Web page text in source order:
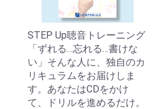
STEP Up聴音トレーニング
「ずれる…忘れる…書けな
い」そんな人に、独自のカ
リキュラムをお届けしま
す。あなたはCDをかけ
て、ドリルを進めるだけ。